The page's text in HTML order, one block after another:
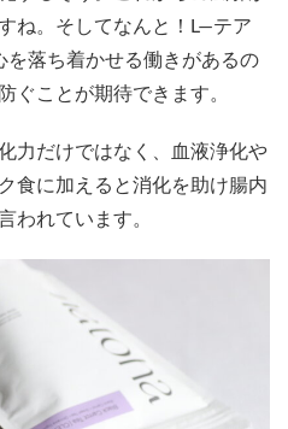
ね。そしてなんと！L—テア
を落ち着かせる働きがあるの
ぐことが期待できます。
力だけではなく、血液浄化や
食に加えると消化を助け腸内
われています。